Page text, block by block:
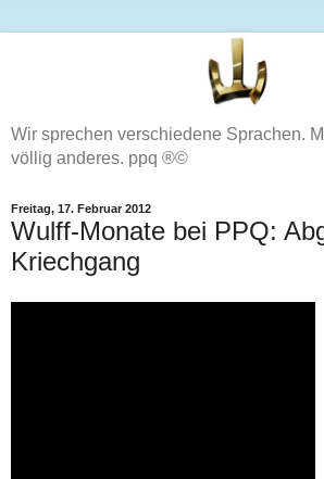
Wir sprechen verschiedene Sprachen.
völlig anderes. ppq ®©
Freitag, 17. Februar 2012
Wulff-Monate bei PPQ:
Kriechgang